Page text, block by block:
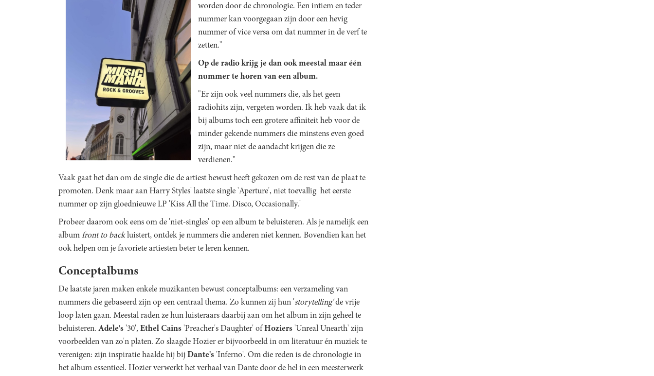
worden door de chronologie. Een intiem en teder
nummer kan voorgegaan zijn door een hevig
nummer of vice versa om dat nummer in de verf te
zetten."
Op de radio krijg je dan ook meestal maar één
nummer te horen van een album.
"Er zijn ook veel nummers die, als het geen
radiohits zijn, vergeten worden. Ik heb vaak dat ik
bij albums toch een grotere affiniteit heb voor de
minder gekende nummers die minstens even goed
zijn, maar niet de aandacht krijgen die ze
verdienen."
Vaak gaat het dan om de single die de artiest bewust heeft gekozen om de rest van de plaat te
promoten. Denk maar aan Harry Styles' laatste single 'Aperture', niet toevallig het eerste
nummer op zijn gloednieuwe LP 'Kiss All the Time. Disco, Occasionally.'
Probeer daarom ook eens om de 'niet-singles' op een album te beluisteren. Als je namelijk een
album front to backluistert, ontdek je nummers die anderen niet kennen. Bovendien kan het
ook helpen om je favoriete artiesten beter te leren kennen.
Conceptalbums
De laatste jaren maken enkele muzikanten bewust conceptalbums: een verzameling van
nummers die gebaseerd zijn op een centraal thema. Zo kunnen zij hun 'storytelling'de vrije
loop laten gaan. Meestal raden ze hun luisteraars daarbij aan om het album in zijn geheel te
beluisteren. Adele's '30', Ethel Cains 'Preacher's Daughter' of Hoziers 'Unreal Unearth' zijn
voorbeelden van zo'n platen. Zo slaagde Hozier er bijvoorbeeld in om literatuur én muziek te
verenigen: zijn inspiratie haalde hij bij Dante's 'Inferno'. Om die reden is de chronologie in
het album essentieel. Hozier verwerkt het verhaal van Dante door de hel in een meesterwerk